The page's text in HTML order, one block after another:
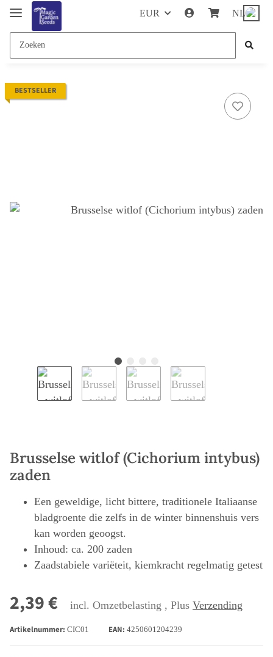
EUR NL
BESTSELLER
Brusselse witlof (Cichorium intybus)
zaden
Een geweldige, licht bittere, traditionele Italiaanse
bladgroente die zelfs in de winter binnenshuis vers
kan worden geoogst.
Inhoud: ca. 200 zaden
Zaadstabiele variëteit, kiemkracht regelmatig getest
2,39 € incl. Omzetbelasting , Plus Verzending
Artikelnummer: CIC01 EAN: 4250601204239